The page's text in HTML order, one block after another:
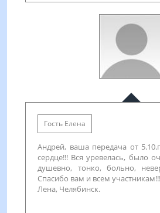
Гость Елена
Андрей, ваша передача от
сердце!!! Вся уревелась, было
душевно, тонко, больно,
Спасибо вам и всем участникам!!!
Лена, Челябинск.